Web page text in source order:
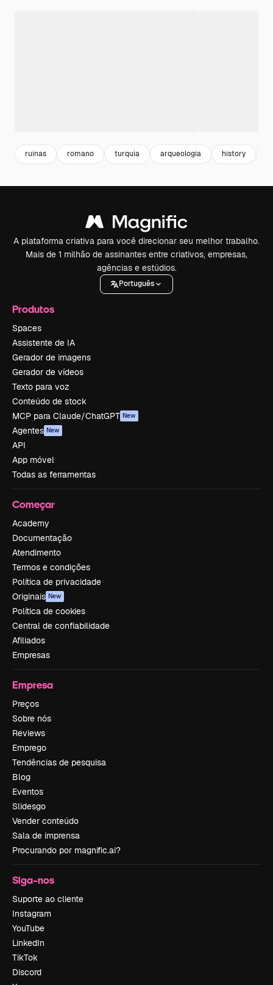
ruinas romano turquia arqueologia history
A plataforma criativa para você direcionar seu melhor trabalho.
Mais de 1 milhão de assinantes entre criativos, empresas,
agências e estúdios.
Português
Produtos
Spaces
Assistente de IA
Gerador de imagens
Gerador de vídeos
Texto para voz
Conteúdo de stock
MCP para Claude/ChatGPT New
Agentes New
API
App móvel
Todas as ferramentas
Começar
Academy
Documentação
Atendimento
Termos e condições
Política de privacidade
Originais New
Política de cookies
Central de confiabilidade
Afiliados
Empresas
Empresa
Preços
Sobre nós
Reviews
Emprego
Tendências de pesquisa
Blog
Eventos
Slidesgo
Vender conteúdo
Sala de imprensa
Procurando por magnific.ai?
Siga-nos
Suporte ao cliente
Instagram
YouTube
LinkedIn
TikTok
Discord